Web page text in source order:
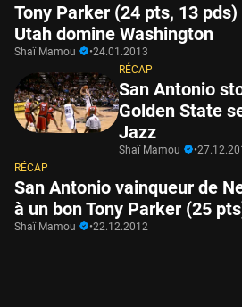
Tony Parker (24 pts, 13
Utah domine Washington
Shaï Mamou •24.01.2013
RÉCAP
San Antonio
Golden State
Jazz
Shaï Mamou •
RÉCAP
San Antonio vainqueur de
à un bon Tony Parker (25
Shaï Mamou •22.12.2012